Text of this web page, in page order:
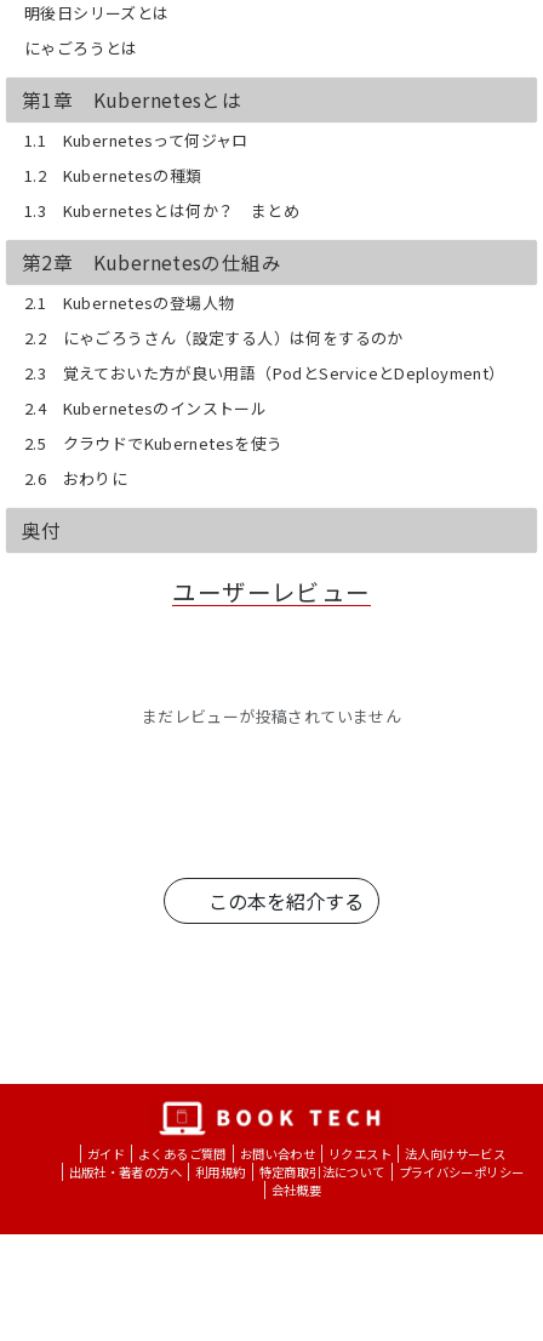
明後日シリーズとは
にゃごろうとは
第1章 Kubernetesとは
1.1 Kubernetesって何ジャロ
1.2 Kubernetesの種類
1.3 Kubernetesとは何か？ まとめ
第2章 Kubernetesの仕組み
2.1 Kubernetesの登場人物
2.2 にゃごろうさん（設定する人）は何をするのか
2.3 覚えておいた方が良い用語（PodとServiceとDeployment）
2.4 Kubernetesのインストール
2.5 クラウドでKubernetesを使う
2.6 おわりに
奥付
ユーザーレビュー
まだレビューが投稿されていません
この本を紹介する
ガイド よくあるご質問 お問い合わせ リクエスト
法人向けサービス
出版社・著者の方へ
利用規約 特定商取引法について
プライバシーポリシー
会社概要